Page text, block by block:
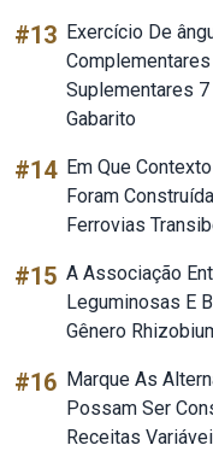
#13 Exercício De
Complementares
Suplementares 7
Gabarito
#14 Em Que
Foram
Ferrovias
#15 A Associação
Leguminosas E
Gênero
#16 Marque As
Possam Ser
Receitas